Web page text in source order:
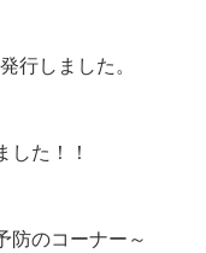
行しました。
た！！
のコーナー～